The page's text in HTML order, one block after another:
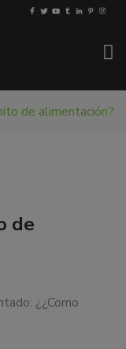
de alimentación?
de
¿¿Como